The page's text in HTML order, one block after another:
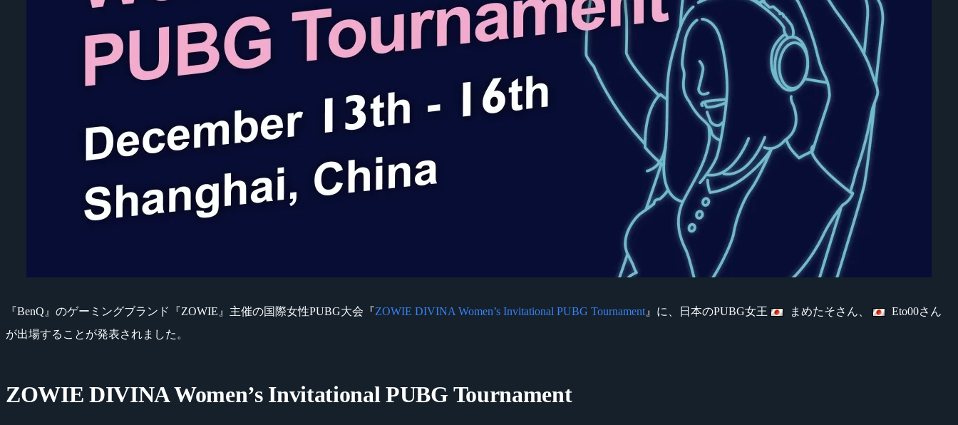
『BenQ』のゲーミングブランド『ZOWIE』主催の国際女性PUBG大会『ZOWIE DIVINA Women’s Invitational PUBG Tournament 』に、日本のPUBG女王 まめたそさん、
Eto00さん
が出場することが発表されました。
ZOWIE DIVINA Women’s Invitational PUBG Tournament